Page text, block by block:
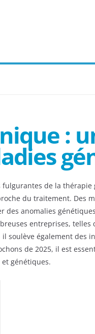
:
de la
du traitement. Des
anomalies
entreprises, telles
soulève également des
de 2025, il est
génétiques.